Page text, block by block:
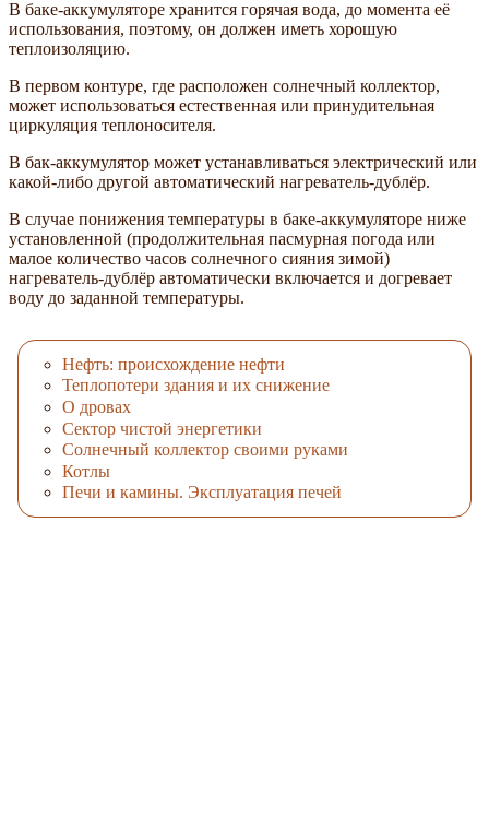
В баке-аккумуляторе хранится горячая вода, до момента её
использования, поэтому, он должен иметь хорошую
теплоизоляцию.
В первом контуре, где расположен солнечный коллектор,
может использоваться естественная или принудительная
циркуляция теплоносителя.
В бак-аккумулятор может устанавливаться электрический или
какой-либо другой автоматический нагреватель-дублёр.
В случае понижения температуры в баке-аккумуляторе ниже
установленной (продолжительная пасмурная погода или
малое количество часов солнечного сияния зимой)
нагреватель-дублёр автоматически включается и догревает
воду до заданной температуры.
Нефть: происхождение нефти
Теплопотери здания и их снижение
О дровах
Сектор чистой энергетики
Солнечный коллектор своими руками
Котлы
Печи и камины. Эксплуатация печей